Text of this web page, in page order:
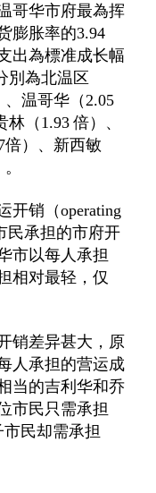
哥华市府最為挥
膨胀率的3.94
出為標准成长幅
別為北温区
、温哥华（2.05
（1.93 倍）、
倍）、新西敏
开销（operating
民承担的市府开
市以每人承担
相对最轻，仅
销差异甚大，原
人承担的营运成
当的吉利华和乔
市民只需承担
民却需承担